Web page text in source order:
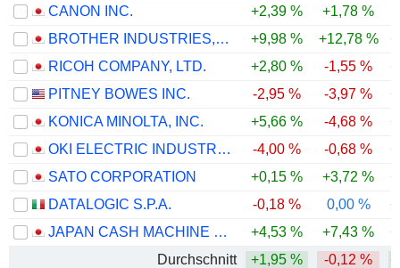
CANON INC.
+2,39 % +1,78 %
BROTHER INDUSTRIES, LTD.
+9,98 % +12,78 %
RICOH COMPANY, LTD.
+2,80 % -1,55 %
PITNEY BOWES INC.
-2,95 % -3,97 %
KONICA MINOLTA, INC.
+5,66 % -4,68 %
OKI ELECTRIC INDUSTRY CO., LTD.
-4,00 % -0,68 %
SATO CORPORATION
+0,15 % +3,72 %
DATALOGIC S.P.A.
-0,18 % 0,00 %
JAPAN CASH MACHINE CO., LTD.
+4,53 % +7,43 %
Durchschnitt
+1,95 % -0,12 %